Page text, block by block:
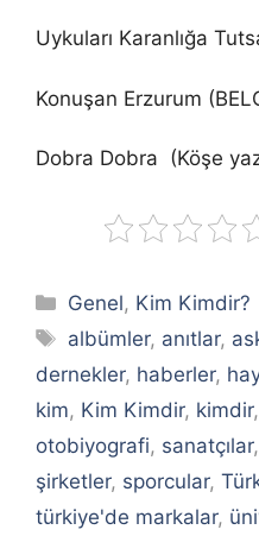
Uykuları Karanlığa
Konuşan Erzurum
Dobra Dobra (Köşe
Kategoriler
Genel, Kim Kimdir?
Etiketler
albümler, anıtlar,
dernekler, haberler,
kim, Kim Kimdir, kimdir,
otobiyografi, sanatçılar,
şirketler, sporcular,
türkiye'de markalar,